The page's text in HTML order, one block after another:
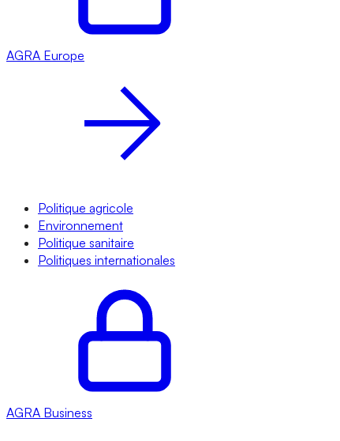
AGRA Europe
Politique agricole
Environnement
Politique sanitaire
Politiques internationales
AGRA Business